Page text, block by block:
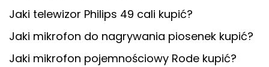
Jaki telewizor Philips 49 cali kupić?
Jaki mikrofon do nagrywania piosenek kupić?
Jaki mikrofon pojemnościowy Rode kupić?